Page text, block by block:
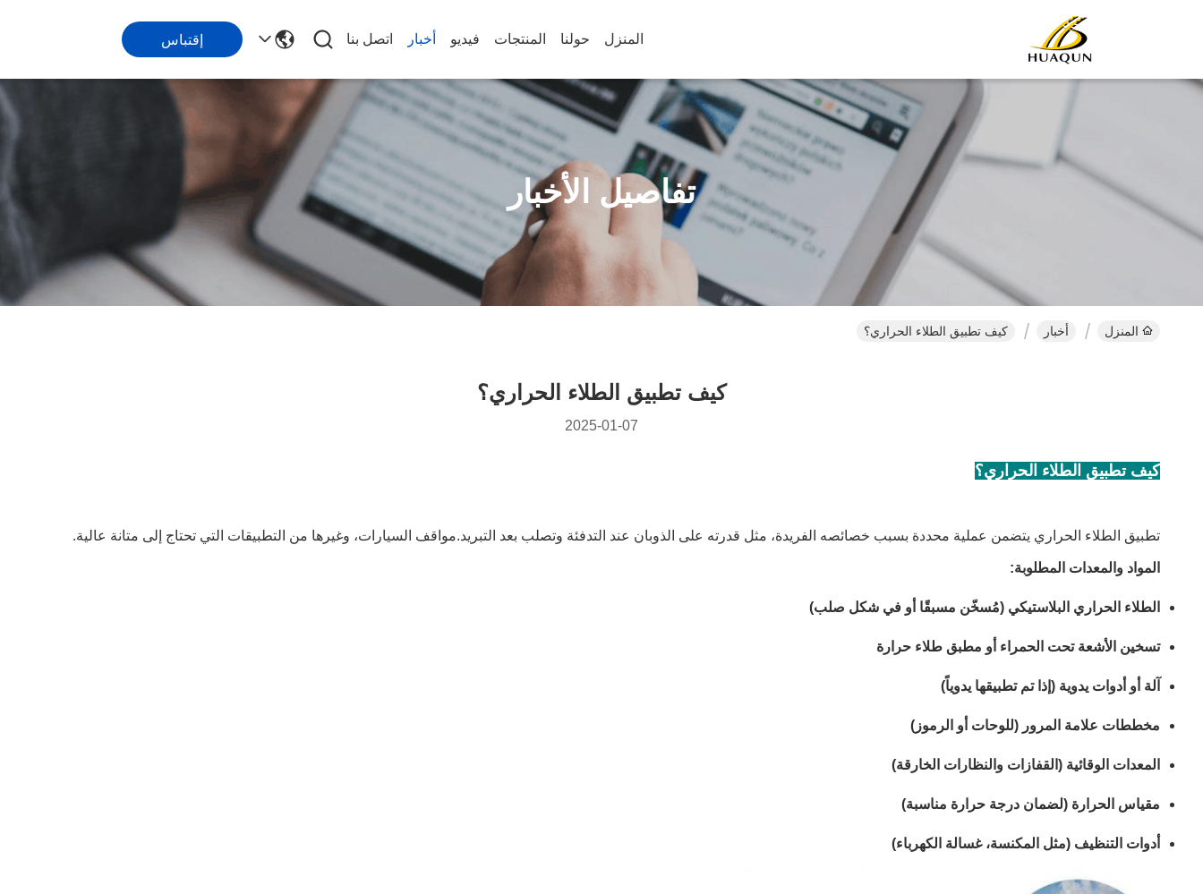
المنزل حولنا المنتجات فيديو أخبار اتصل بنا إقتباس
تفاصيل الأخبار
المنزل أخبار كيف تطبيق الطلاء الحراري؟
كيف تطبيق الطلاء الحراري؟
2025-01-07
كيف تطبيق الطلاء الحراري؟
تطبيق الطلاء الحراري يتضمن عملية محددة بسبب خصائصه الفريدة، مثل قدرته على الذوبان عند التدفئة وتصلب بعد التبريد.مواقف السيارات، وغيرها من التطبيقات التي تحتاج إلى متانة عالية.
المواد والمعدات المطلوبة:
الطلاء الحراري البلاستيكي (مُسخّن مسبقًا أو في شكل صلب)
تسخين الأشعة تحت الحمراء أو مطبق طلاء حرارة
آلة أو أدوات يدوية (إذا تم تطبيقها يدوياً)
مخططات علامة المرور (للوحات أو الرموز)
المعدات الوقائية (القفازات والنظارات الخارقة)
مقياس الحرارة (لضمان درجة حرارة مناسبة)
أدوات التنظيف (مثل المكنسة، غسالة الكهرباء)